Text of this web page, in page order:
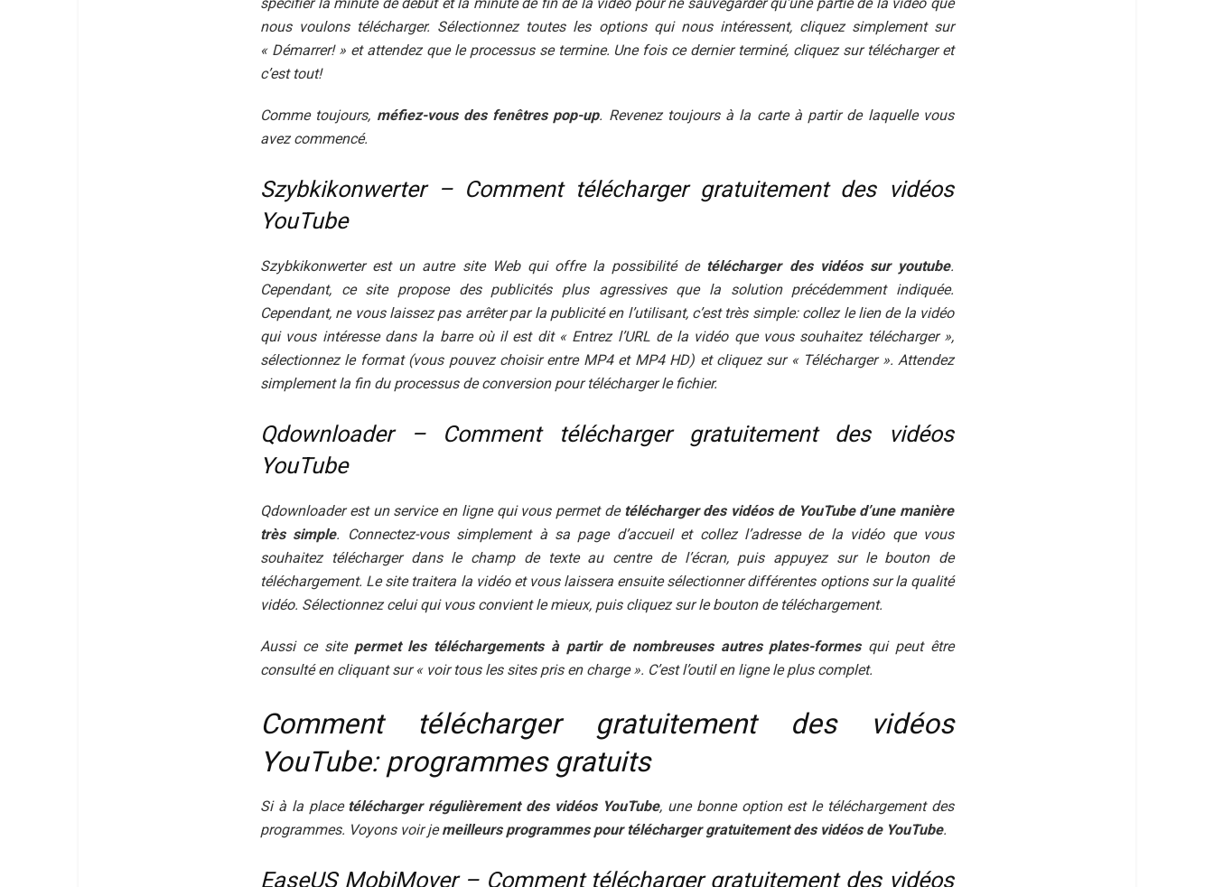
nous voulons télécharger. Sélectionnez toutes les options qui nous intéressent, cliquez simplement sur
« Démarrer! » et attendez que le processus se termine. Une fois ce dernier terminé, cliquez sur télécharger et
c’est tout!
Comme toujours, méfiez-vous des fenêtres pop-up. Revenez toujours à la carte à partir de laquelle vous
avez commencé.
Szybkikonwerter – Comment télécharger gratuitement des vidéos
YouTube
Szybkikonwerter est un autre site Web qui offre la possibilité de télécharger des vidéos sur youtube.
Cependant, ce site propose des publicités plus agressives que la solution précédemment indiquée.
Cependant, ne vous laissez pas arrêter par la publicité en l’utilisant, c’est très simple: collez le lien de la vidéo
qui vous intéresse dans la barre où il est dit « Entrez l’URL de la vidéo que vous souhaitez télécharger »,
sélectionnez le format (vous pouvez choisir entre MP4 et MP4 HD) et cliquez sur « Télécharger ». Attendez
simplement la fin du processus de conversion pour télécharger le fichier.
Qdownloader – Comment télécharger gratuitement des vidéos
YouTube
Qdownloader est un service en ligne qui vous permet de télécharger des vidéos de YouTube d’une manière
très simple. Connectez-vous simplement à sa page d’accueil et collez l’adresse de la vidéo que vous
souhaitez télécharger dans le champ de texte au centre de l’écran, puis appuyez sur le bouton de
téléchargement. Le site traitera la vidéo et vous laissera ensuite sélectionner différentes options sur la qualité
vidéo. Sélectionnez celui qui vous convient le mieux, puis cliquez sur le bouton de téléchargement.
Aussi ce site permet les téléchargements à partir de nombreuses autres plates-formesqui peut être
consulté en cliquant sur « voir tous les sites pris en charge ». C’est l’outil en ligne le plus complet.
Comment télécharger gratuitement des vidéos
YouTube: programmes gratuits
Si à la place télécharger régulièrement des vidéos YouTube, une bonne option est le téléchargement des
programmes. Voyons voir jemeilleurs programmes pour télécharger gratuitement des vidéos de YouTube.
EaseUS MobiMover – Comment télécharger gratuitement des vidéos